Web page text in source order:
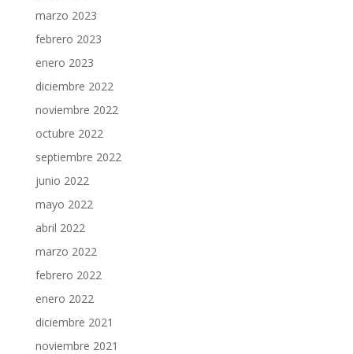
marzo 2023
febrero 2023
enero 2023
diciembre 2022
noviembre 2022
octubre 2022
septiembre 2022
junio 2022
mayo 2022
abril 2022
marzo 2022
febrero 2022
enero 2022
diciembre 2021
noviembre 2021